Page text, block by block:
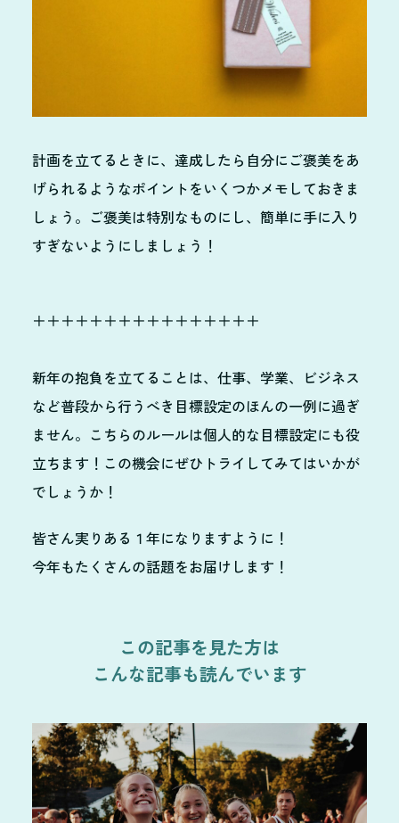
計画を立てるときに、達成したら自分にご褒美をあ
げられるようなポイントをいくつかメモしておきま
しょう。ご褒美は特別なものにし、簡単に手に入り
すぎないようにしましょう！
＋＋＋＋＋＋＋＋＋＋＋＋＋＋＋＋
新年の抱負を立てることは、仕事、学業、ビジネス
など普段から行うべき目標設定のほんの一例に過ぎ
ません。こちらのルールは個人的な目標設定にも役
立ちます！この機会にぜひトライしてみてはいかが
でしょうか！
皆さん実りある１年になりますように！
今年もたくさんの話題をお届けします！
この記事を見た方は
こんな記事も読んでいます